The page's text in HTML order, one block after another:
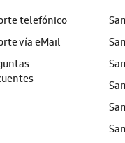
telefónico
vía eMail